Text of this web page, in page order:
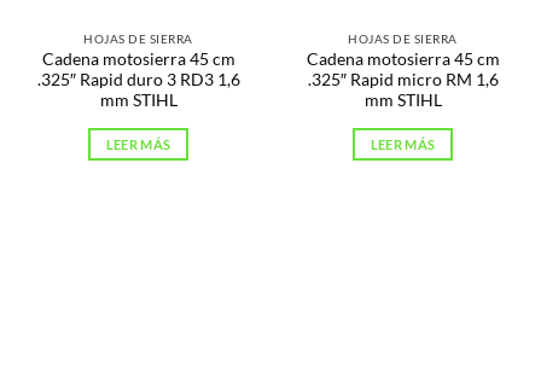
HOJAS DE SIERRA
Cadena motosierra 45 cm
.325″ Rapid duro 3 RD3 1,6
mm STIHL
LEER MÁS
HOJAS DE SIERRA
Cadena motosierra 45 cm
.325″ Rapid micro RM 1,6
mm STIHL
LEER MÁS